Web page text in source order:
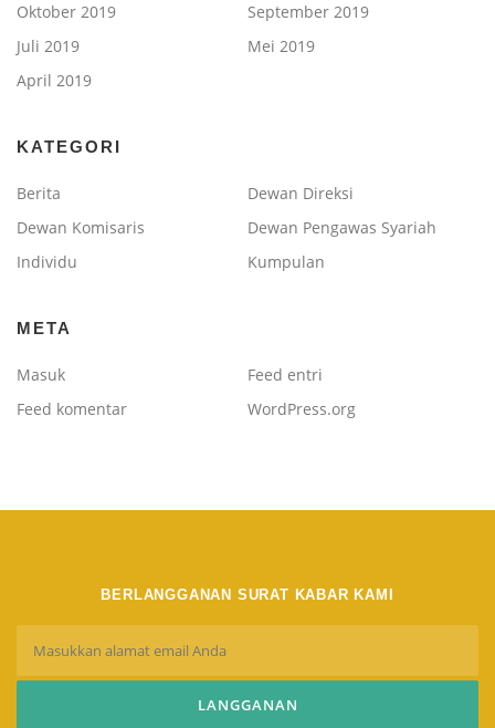
Oktober 2019
September 2019
Juli 2019
Mei 2019
April 2019
KATEGORI
Berita
Dewan Direksi
Dewan Komisaris
Dewan Pengawas Syariah
Individu
Kumpulan
META
Masuk
Feed entri
Feed komentar
WordPress.org
BERLANGGANAN SURAT KABAR KAMI